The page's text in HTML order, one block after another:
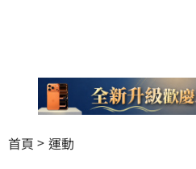
首頁 運動